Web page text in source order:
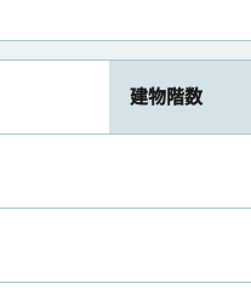
建物階数